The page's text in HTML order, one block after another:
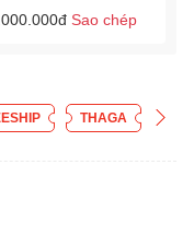
Sao chép
THAGA